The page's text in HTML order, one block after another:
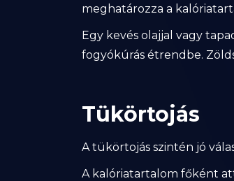
meghatározza a
Egy kevés olajjal vagy
fogyókúrás étrendbe.
Tükörtojás
A tükörtojás szintén jó
A kalóriatartalom főként